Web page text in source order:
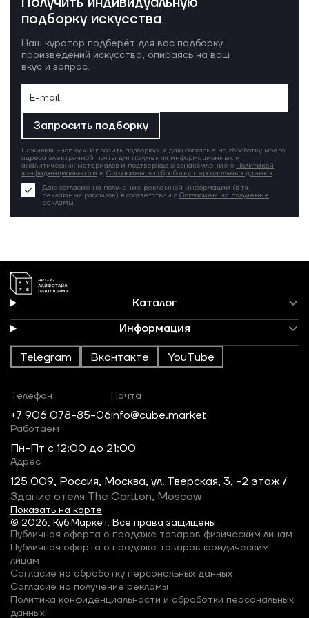
подборку искусства
Наш куратор подберёт для вас подборку
произведений искусства, опираясь на ваш
вкус и запрос.
Запросить подборку
Нажимая кнопку «Запросить подборку», я даю согласие на обработку моего
адреса электронной почты для получения информационных и
аналитических материалов и подтверждаю ознакомление с Политикой
конфиденциальности и Согласием на обработку персональных данных.
Даю согласие на получение рекламной информации (в т.ч.
рекламных рассылок) в соответствии с Согласием на получение
рекламы
Каталог
Информация
Telegram Вконтакте YouTube
© 2026, Куб.Маркет. Все права защищены.
Телефон
+7 906 078-85-06
Почта
info@cube.market
Работаем
Пн-Пт c 12:00 до 21:00
Адрес
125 009, Россия, Москва, ул. Тверская, 3, -2 этаж /
Здание отеля The Carlton, Moscow
Показать на карте
Публичная оферта о продаже товаров физическим лицам
Публичная оферта о продаже товаров юридическим
лицам
Согласие на обработку персональных данных
Согласие на получение рекламы
Политика конфиденциальности и обработки персональных
данных